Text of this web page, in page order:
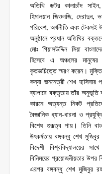
অতিথি ডক্টর কালাচাঁদ
হিমালয়ান জিওলজি, দেরাদুন,
পরিবেশ, অর্থনীতি এবং
অনুষ্ঠানে প্রধান অতিথির
মোঃ গিয়াসউদ্দিন মিয়া
হিসেবে এ অঞ্চলের
কৃতজ্ঞচিত্তে স্মরণ করেন।
কন্যা জননেত্রী শেখ হাসিনার
ব্যাপারে বক্তৃতায় তাঁর
কারনে অত্যন্ত নিকট
বৈজ্ঞানিক ধ্যান-ধারনা ও
বিশেষ গুরূত্ব পায়। তিনি
উৎকর্ষতায় বঙ্গবন্ধু শেখ
বিদেশী বিশ্ববিদ্যালয়ের
বিনিময়ের প্রয়োজনীয়তার
এরপর বঙ্গবন্ধু শেখ মুজিবুর